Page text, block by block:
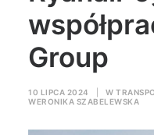
Noclegi
Polska
Świat
Group
10 LIPCA 2024 W
WERONIKA SZABELEWSKA